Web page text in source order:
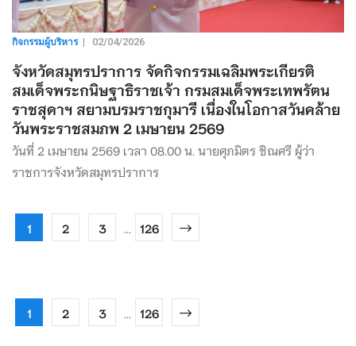
กิจกรรมผู้บริหาร| 02/04/2026
จังหวัดสมุทรปราการ จัดกิจกรรมเฉลิมพระเกียรติ
สมเด็จพระกนิษฐาธิราชเจ้า กรมสมเด็จพระเทพรัตน
ราชสุดาฯ สยามบรมราชกุมารี เนื่องในโอกาสวันคล้าย
วันพระราชสมภพ 2 เมษายน 2569
วันที่ 2 เมษายน 2569 เวลา 08.00 น. นายศุภมิตร ชิณศรี ผู้ว่า
ราชการจังหวัดสมุทรปราการ
1 2 3 126
1 2 3 126